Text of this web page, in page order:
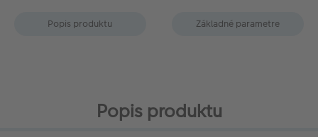
Popis produktu Základné parametre
Popis produktu